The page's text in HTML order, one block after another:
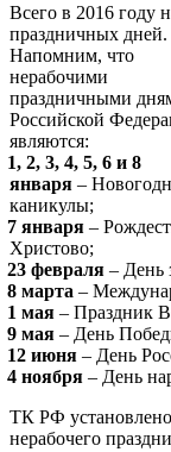
Всего в 2016 году
праздничных дней.
Напомним, что
нерабочими
праздничными
Российской
являются:
1, 2, 3, 4, 5, 6 и 8
января –
каникулы;
7 января –
Христово;
23 февраля – День
8 марта –
1 мая – Праздник
9 мая – День
12 июня – День
4 ноября – День
ТК РФ
нерабочего